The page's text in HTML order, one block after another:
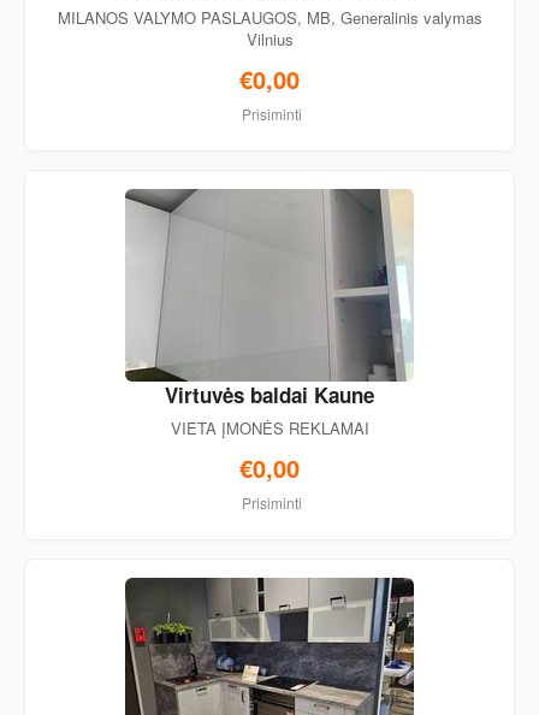
MILANOS VALYMO PASLAUGOS, MB, Generalinis valymas
Vilnius
€0,00
Prisiminti
Virtuvės baldai Kaune
VIETA ĮMONĖS REKLAMAI
€0,00
Prisiminti